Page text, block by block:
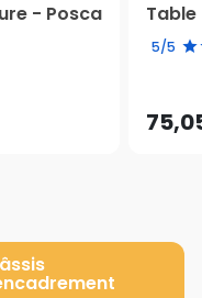
- Posca Table
5/5